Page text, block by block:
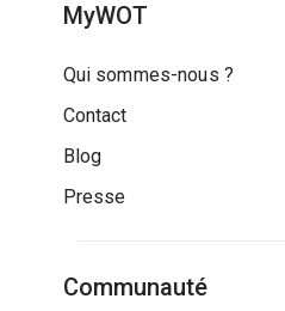
MyWOT
Qui sommes-nous ?
Contact
Blog
Presse
Communauté